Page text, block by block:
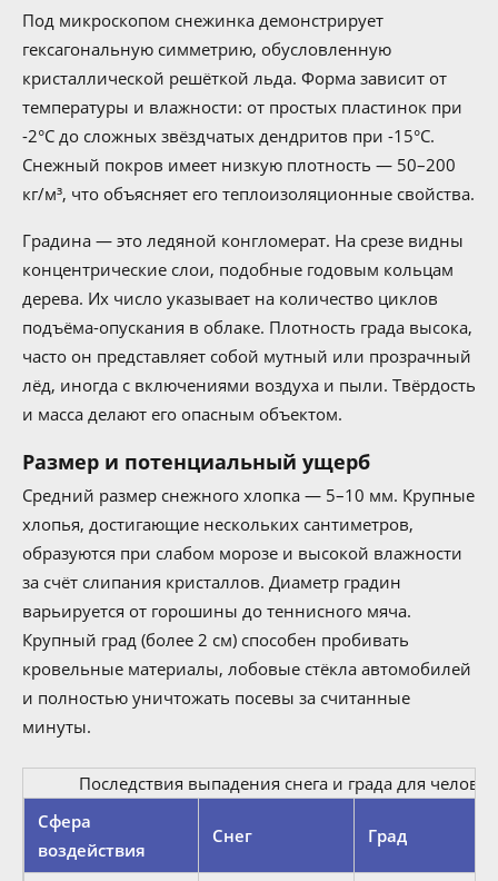
Под микроскопом снежинка демонстрирует
гексагональную симметрию, обусловленную
кристаллической решёткой льда. Форма зависит от
температуры и влажности: от простых пластинок при
-2°C до сложных звёздчатых дендритов при -15°C.
Снежный покров имеет низкую плотность — 50–200
кг/м³, что объясняет его теплоизоляционные свойства.
Градина — это ледяной конгломерат. На срезе видны
концентрические слои, подобные годовым кольцам
дерева. Их число указывает на количество циклов
подъёма-опускания в облаке. Плотность града высока,
часто он представляет собой мутный или прозрачный
лёд, иногда с включениями воздуха и пыли. Твёрдость
и масса делают его опасным объектом.
Размер и потенциальный ущерб
Средний размер снежного хлопка — 5–10 мм. Крупные
хлопья, достигающие нескольких сантиметров,
образуются при слабом морозе и высокой влажности
за счёт слипания кристаллов. Диаметр градин
варьируется от горошины до теннисного мяча.
Крупный град (более 2 см) способен пробивать
кровельные материалы, лобовые стёкла автомобилей
и полностью уничтожать посевы за считанные
минуты.
Последствия выпадения снега и града для
Сфера
воздействия
Снег Град